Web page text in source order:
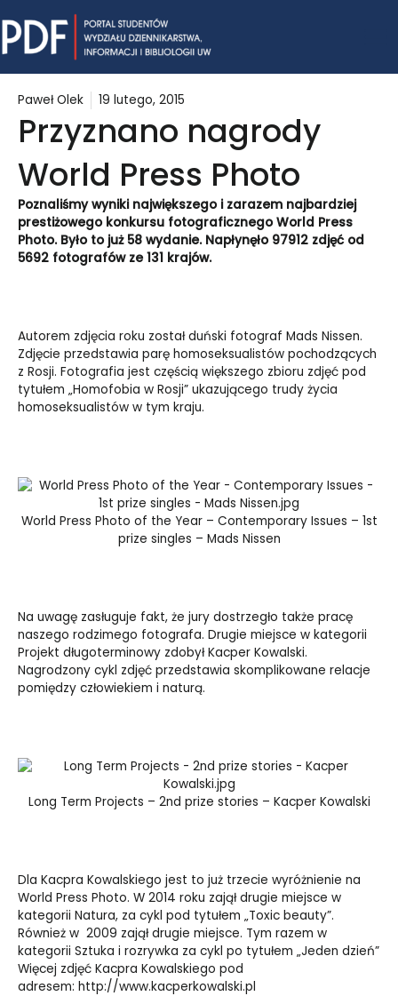
to
content
Paweł Olek 19 lutego, 2015
Przyznano nagrody
World Press Photo
Poznaliśmy wyniki największego i zarazem najbardziej
prestiżowego konkursu fotograficznego World Press
Photo. Było to już 58 wydanie. Napłynęło 97912 zdjęć od
5692 fotografów ze 131 krajów.
Autorem zdjęcia roku został duński fotograf Mads Nissen.
Zdjęcie przedstawia parę homoseksualistów pochodzących
z Rosji. Fotografia jest częścią większego zbioru zdjęć pod
tytułem „Homofobia w Rosji” ukazującego trudy życia
homoseksualistów w tym kraju.
World Press Photo of the Year – Contemporary Issues – 1st
prize singles – Mads Nissen
Na uwagę zasługuje fakt, że jury dostrzegło także pracę
naszego rodzimego fotografa. Drugie miejsce w kategorii
Projekt długoterminowy zdobył Kacper Kowalski.
Nagrodzony cykl zdjęć przedstawia skomplikowane relacje
pomiędzy człowiekiem i naturą.
Long Term Projects – 2nd prize stories – Kacper Kowalski
Dla Kacpra Kowalskiego jest to już trzecie wyróżnienie na
World Press Photo. W 2014 roku zajął drugie miejsce w
kategorii Natura, za cykl pod tytułem „Toxic beauty”.
Również w 2009 zajął drugie miejsce. Tym razem w
kategorii Sztuka i rozrywka za cykl po tytułem „Jeden dzień”
Więcej zdjęć Kacpra Kowalskiego pod
adresem: http://www.kacperkowalski.pl